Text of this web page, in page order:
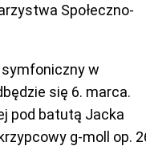
Społeczno-
w
się 6. marca.
pod batutą Jacka
g-moll op.